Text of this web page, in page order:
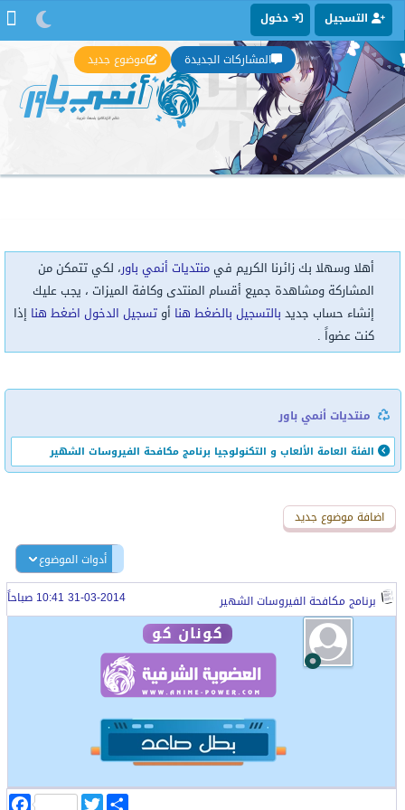
التسجيل دخول
المشاركات الجديدة موضوع جديد
أهلا وسهلا بك زائرنا الكريم فيمنتديات أنمي باور، لكي تتمكن من
المشاركة ومشاهدة جميع أقسام المنتدى وكافة الميزات ، يجب عليك
إنشاء حساب جديد بالتسجيل بالضغط هنا أوتسجيل الدخول اضغط هنا إذا
كنت عضواً .
منتديات أنمي باور
الفئة العامة الألعاب و التكنولوجيا برنامج مكافحة الفيروسات الشهير
اضافة رد جديد
اضافة موضوع جديد
أدوات الموضوع
برنامج مكافحة الفيروسات الشهير 31-03-2014 10:41 صباحاً
كونان كو
T